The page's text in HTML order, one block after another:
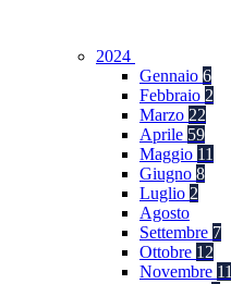
2024
Gennaio 6
Febbraio 2
Marzo 22
Aprile 59
Maggio 11
Giugno 8
Luglio 2
Agosto
Settembre 7
Ottobre 12
Novembre 11